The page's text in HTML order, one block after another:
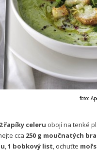
foto:
2 řapíky celeru obojí na tenké
cca 250 g moučnatých
,1 bobkový list, ochuťte